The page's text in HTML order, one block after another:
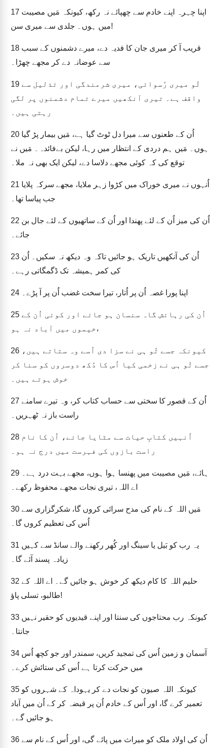
17
میں ہوں۔ جلدی سے میری سن!
18
سے عوضانہ دے کر مجھے چھڑا۔
19
واقف ہے۔ تیری آنکھیں میرے تمام دشمنوں پر لگی
رہتی ہیں۔
20
ہوں۔ مَیں ہم دردی کے انتظار میں رہا، لیکن بےفائدہ۔ مَیں نے
توقع کی کہ کوئی مجھے دلاسا دے، لیکن ایک بھی نہ ملا۔
21
جب پیاسا تھا۔
22
جائے۔
23
کی کمر ہمیشہ تک ڈگمگاتی رہے۔
24 اپنا پورا غصہ اُن پر اُتار، تیرا سخت غضب اُن پر آ پڑے۔
25
خیموں میں آباد نہ ہو،
26
جسے تُو ہی نے زخمی کیا اُس کا دُکھ دوسروں کو سنا کر
خوش ہوتے ہیں۔
27
راست باز نہ ٹھہریں۔
28
راست بازوں کی فہرست میں درج نہ ہو۔
29
اے اللہ، تیری نجات مجھے محفوظ رکھے۔
30
اُس کی تعظیم کروں گا۔
31
زیادہ پسند آئے گا۔
32
طالبو، تسلی پاؤ!
33
جانتا۔
34
میں حرکت کرتا ہے اُس کی ستائش کرے۔
35
تعمیر کرے گا، اور اُس کے خادم اُن پر قبضہ کر کے اُن میں آباد
ہو جائیں گے۔
36